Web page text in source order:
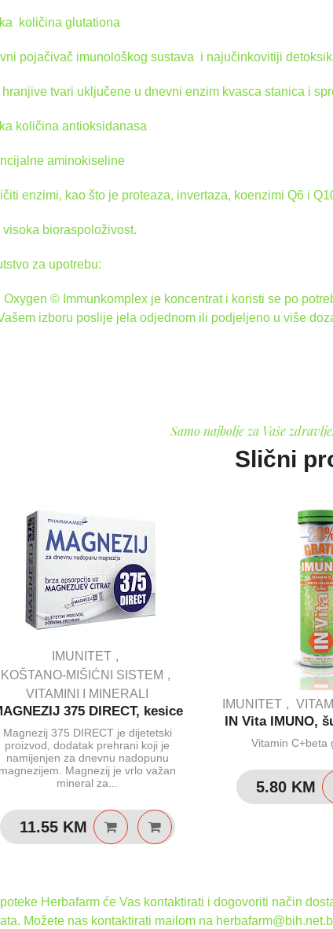
količina glutationa
pojačivač imunološkog sustava i najučinkovitiji
hranjive tvari uključene u dnevni enzim kvasca stanica i
količina antioksidanasa
aminokiseline
enzimi, kao što je proteaza, invertaza, koenzimi Q6 i
visoka bioraspoloživost.
za upotrebu:
Oxygen © Immunkomplex je koncentrat i koristi se po
izboru poslije jela odjednom ili podjeljeno u više
Samo najbolje za Vaše
Slični
IMUNITET
KOŠTANO-MIŠIĆNI SISTEM
VITAMINI I MINERALI
375 DIRECT, kesice
Magnezij 375 DIRECT je dijetetski
proizvod, dodatak prehrani koji je
namijenjen za dnevnu nadopunu
magnezijem. Magnezij je vrlo važan
mineral za...
11.55 KM
IMUNITET
IN Vita IMUNO,
Vitamin C+beta
5.80 KM
Herbafarm će Vas kontaktirati i dogovoriti način
Možete nas kontaktirati mailom na